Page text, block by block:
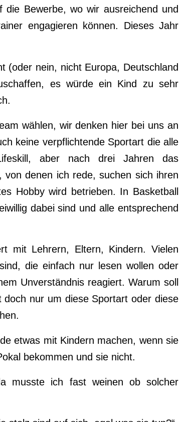
Bewerbe, wo wir ausreichend und
engagieren können. Dieses Jahr
(oder nein, nicht Europa, Deutschland
es würde ein Kind zu sehr
wählen, wir denken hier bei uns an
keine verpflichtende Sportart die alle
aber nach drei Jahren das
denen ich rede, suchen sich ihren
Hobby wird betrieben. In Basketball
dabei sind und alle entsprechend
mit Lehrern, Eltern, Kindern. Vielen
die einfach nur lesen wollen oder
Unverständnis reagiert. Warum soll
nur um diese Sportart oder diese
etwas mit Kindern machen, wenn sie
bekommen und sie nicht.
musste ich fast weinen ob solcher